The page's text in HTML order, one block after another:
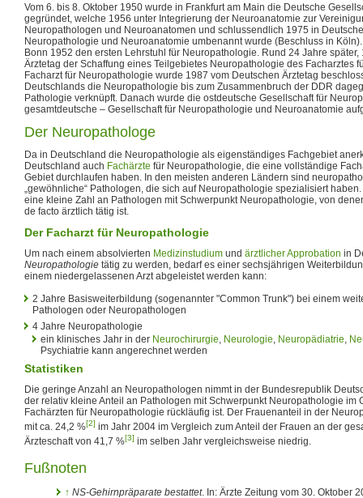
Vom 6. bis 8. Oktober 1950 wurde in Frankfurt am Main die Deutsche
gegründet, welche 1956 unter Integrierung der Neuroanatomie zur
Neuropathologen und Neuroanatomen und schlussendlich 1975 in
Neuropathologie und Neuroanatomie umbenannt wurde (Beschluss in
Bonn 1952 den ersten Lehrstuhl für Neuropathologie. Rund 24 Jahre
Ärztetag der Schaffung eines Teilgebietes Neuropathologie des Facharztes
Facharzt für Neuropathologie wurde 1987 vom Deutschen Ärztetag
Deutschlands die Neuropathologie bis zum Zusammenbruch der DDR
Pathologie verknüpft. Danach wurde die ostdeutsche Gesellschaft für
gesamtdeutsche – Gesellschaft für Neuropathologie und Neuroanatomie
Der Neuropathologe
Da in Deutschland die Neuropathologie als eigenständiges Fachgebiet
Deutschland auch Fachärzte für Neuropathologie, die eine vollständige
Gebiet durchlaufen haben. In den meisten anderen Ländern sind
„gewöhnliche“ Pathologen, die sich auf Neuropathologie spezialisiert
eine kleine Zahl an Pathologen mit Schwerpunkt Neuropathologie, von
de facto ärztlich tätig ist.
Der Facharzt für Neuropathologie
Um nach einem absolvierten Medizinstudium und ärztlicher Approbation in
Neuropathologie tätig zu werden, bedarf es einer sechsjährigen
einem niedergelassenen Arzt abgeleistet werden kann:
2 Jahre Basisweiterbildung (sogenannter "Common Trunk") bei einem
Pathologen oder Neuropathologen
4 Jahre Neuropathologie
ein klinisches Jahr in der Neurochirurgie, Neurologie, Neuropädiatrie,
Psychiatrie kann angerechnet werden
Statistiken
Die geringe Anzahl an Neuropathologen nimmt in der Bundesrepublik
der relativ kleine Anteil an Pathologen mit Schwerpunkt Neuropathologie im
Fachärzten für Neuropathologie rückläufig ist. Der Frauenanteil in der
mit ca. 24,2 %[2] im Jahr 2004 im Vergleich zum Anteil der Frauen an der
Ärzteschaft von 41,7 %[3] im selben Jahr vergleichsweise niedrig.
Fußnoten
↑ NS-Gehirnpräparate bestattet. In: Ärzte Zeitung vom 30. Oktober